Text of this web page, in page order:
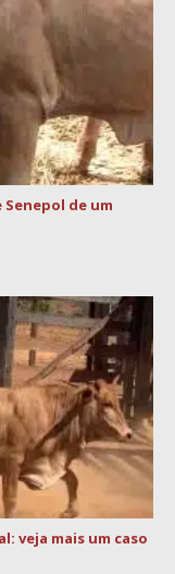
de um
veja mais um caso